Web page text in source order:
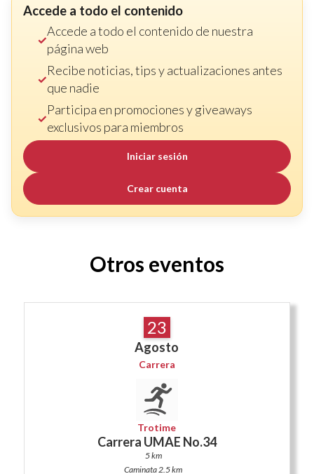
Accede a todo el contenido
Accede a todo el contenido de nuestra
página web
Recibe noticias, tips y actualizaciones antes
que nadie
Participa en promociones y giveaways
exclusivos para miembros
Iniciar sesión
Crear cuenta
Otros eventos
23
Agosto
Carrera
Trotime
Carrera UMAE No.34
5 km
Caminata 2.5 km